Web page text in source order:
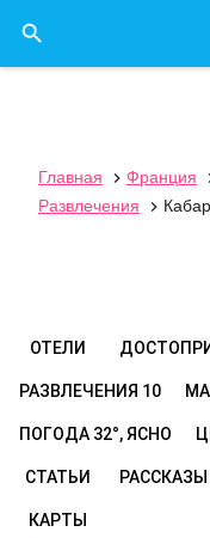

Главная  Франция
Развлечения

ОТЕЛИ
РАЗВЛЕЧЕНИЯ 10
ПОГОДА 32°, ЯСНО
СТАТЬИ РАССКАЗЫ
КАРТЫ